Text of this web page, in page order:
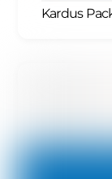
Kardus